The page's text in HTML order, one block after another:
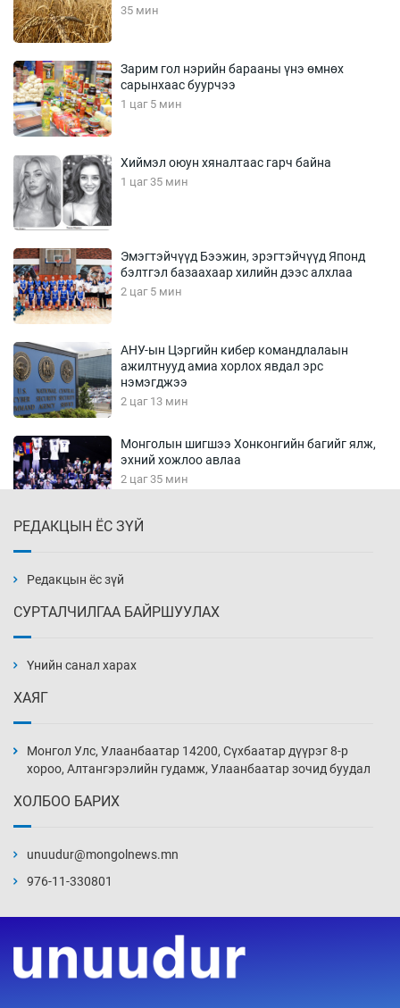
35 мин
Зарим гол нэрийн барааны үнэ өмнөх
сарынхаас буурчээ
1 цаг 5 мин
Хиймэл оюун хяналтаас гарч байна
1 цаг 35 мин
Эмэгтэйчүүд Бээжин, эрэгтэйчүүд Японд
бэлтгэл базаахаар хилийн дээс алхлаа
2 цаг 5 мин
АНУ-ын Цэргийн кибер командлалаын
ажилтнууд амиа хорлох явдал эрс
нэмэгджээ
2 цаг 13 мин
Монголын шигшээ Хонконгийн багийг ялж,
эхний хожлоо авлаа
2 цаг 35 мин
3 цаг 5 мин
3 цаг 35 мин
4 цаг 5 мин
4 цаг 35 мин
5 цаг 5 мин
РЕДАКЦЫН ЁС ЗҮЙ
Редакцын ёс зүй
СУРТАЛЧИЛГАА БАЙРШУУЛАХ
Үнийн санал харах
ХАЯГ
Монгол Улс, Улаанбаатар 14200, Сүхбаатар дүүрэг 8-р
хороо, Алтангэрэлийн гудамж, Улаанбаатар зочид буудал
ХОЛБОО БАРИХ
unuudur@mongolnews.mn
976-11-330801